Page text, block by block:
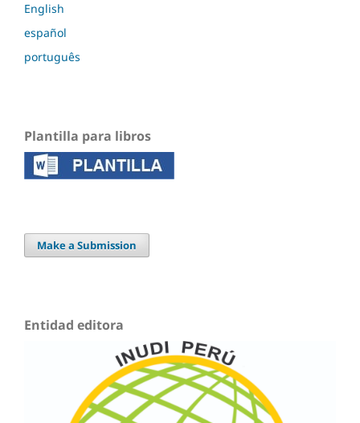
English
español
português
Plantilla para libros
Make a Submission
Entidad editora